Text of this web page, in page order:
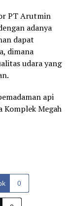
PT Arutmin
adanya
dapat
dimana
udara yang
api
Komplek Megah
0